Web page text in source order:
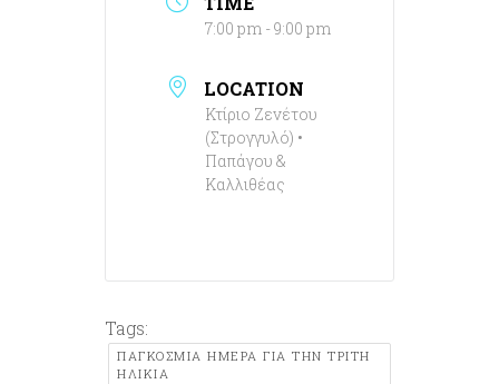
7:00 pm - 9:00 pm
LOCATION
Κτίριο Ζενέτου
(Στρογγυλό) •
Παπάγου &
Καλλιθέας
Tags:
ΠΑΓΚΌΣΜΙΑ ΗΜΈΡΑ ΓΙΑ ΤΗΝ ΤΡΊΤΗ
ΗΛΙΚΊΑ